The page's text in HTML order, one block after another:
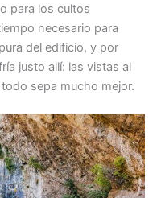
para los cultos
necesario para
del edificio, y por
justo allí: las vistas al
sepa mucho mejor.